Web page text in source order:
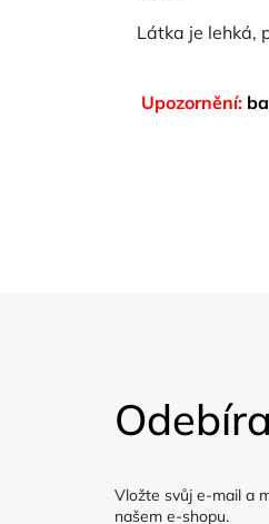
Látka je lehká,
Upozornění:
Vložte svůj e-mail a
našem e-shopu.